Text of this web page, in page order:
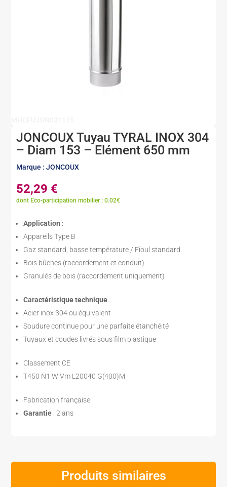
JONCOUX Tuyau TYRAL INOX 304
– Diam 153 – Elément 650 mm
Marque : JONCOUX
52,29 €
dont Eco-participation mobilier : 0.02€
Application :
Appareils Type B
Gaz standard, basse température / Fioul standard
Bois bûches (raccordement et conduit)
Granulés de bois (raccordement uniquement)
Caractéristique technique :
Acier inox 304 ou équivalent
Soudure continue pour une parfaite étanchéité
Tuyaux et coudes livrés sous film plastique
Classement CE
T450 N1 W Vm L20040 G(400)M
Fabrication française
Garantie : 2 ans
Produits similaires